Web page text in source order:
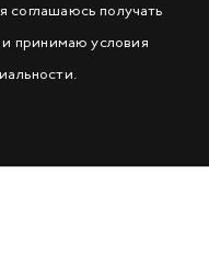
соглашаюсь получать
принимаю условия
.